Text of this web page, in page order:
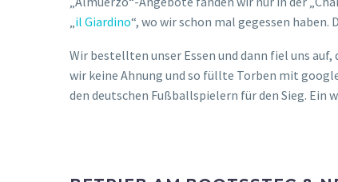
Bevor wir uns wieder auf den Rückweg machen
Öffnungszeiten bei google hat er nicht geöffnet,
🙂 So gingen wir noch zum Supermarkt und
Unterkunft.